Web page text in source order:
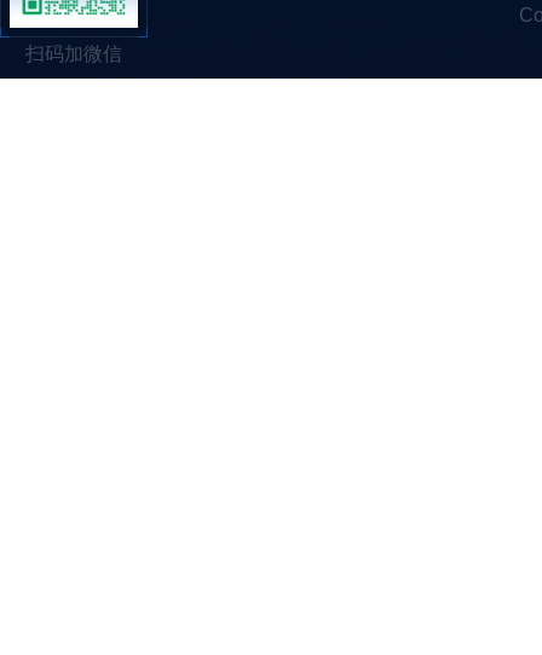
扫码加微信